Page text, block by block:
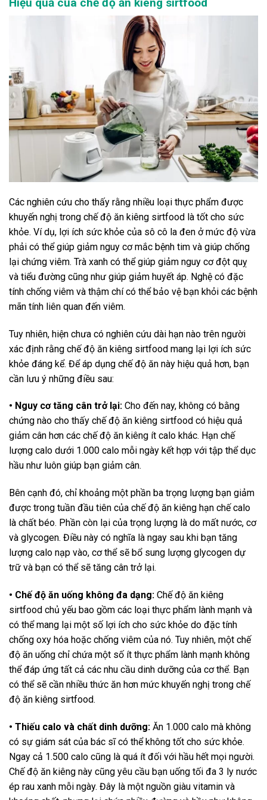
Các nghiên cứu cho thấy rằng nhiều loại thực phẩm được
khuyến nghị trong chế độ ăn kiêng sirtfood là tốt cho sức
khỏe. Ví dụ, lợi ích sức khỏe của sô cô la đen ở mức độ vừa
phải có thể giúp giảm nguy cơ mắc bệnh tim và giúp chống
lại chứng viêm. Trà xanh có thể giúp giảm nguy cơ đột quỵ
và tiểu đường cũng như giúp giảm huyết áp. Nghệ có đặc
tính chống viêm và thậm chí có thể bảo vệ bạn khỏi các bệnh
mãn tính liên quan đến viêm.
Tuy nhiên, hiện chưa có nghiên cứu dài hạn nào trên người
xác định rằng chế độ ăn kiêng sirtfood mang lại lợi ích sức
khỏe đáng kể. Để áp dụng chế độ ăn này hiệu quả hơn, bạn
cần lưu ý những điều sau:
• Nguy cơ tăng cân trở lại: Cho đến nay, không có bằng
chứng nào cho thấy chế độ ăn kiêng sirtfood có hiệu quả
giảm cân hơn các chế độ ăn kiêng ít calo khác. Hạn chế
lượng calo dưới 1.000 calo mỗi ngày kết hợp với tập thể dục
hầu như luôn giúp bạn giảm cân.
Bên cạnh đó, chỉ khoảng một phần ba trọng lượng bạn giảm
được trong tuần đầu tiên của chế độ ăn kiêng hạn chế calo
là chất béo. Phần còn lại của trọng lượng là do mất nước, cơ
và glycogen. Điều này có nghĩa là ngay sau khi bạn tăng
lượng calo nạp vào, cơ thể sẽ bổ sung lượng glycogen dự
trữ và bạn có thể sẽ tăng cân trở lại.
• Chế độ ăn uống không đa dạng: Chế độ ăn kiêng
sirtfood chủ yếu bao gồm các loại thực phẩm lành mạnh và
có thể mang lại một số lợi ích cho sức khỏe do đặc tính
chống oxy hóa hoặc chống viêm của nó. Tuy nhiên, một chế
độ ăn uống chỉ chứa một số ít thực phẩm lành mạnh không
thể đáp ứng tất cả các nhu cầu dinh dưỡng của cơ thể. Bạn
có thể sẽ cần nhiều thức ăn hơn mức khuyến nghị trong chế
độ ăn kiêng sirtfood.
• Thiếu calo và chất dinh dưỡng: Ăn 1.000 calo mà không
có sự giám sát của bác sĩ có thể không tốt cho sức khỏe.
Ngay cả 1.500 calo cũng là quá ít đối với hầu hết mọi người.
Chế độ ăn kiêng này cũng yêu cầu bạn uống tối đa 3 ly nước
ép rau xanh mỗi ngày. Đây là một nguồn giàu vitamin và